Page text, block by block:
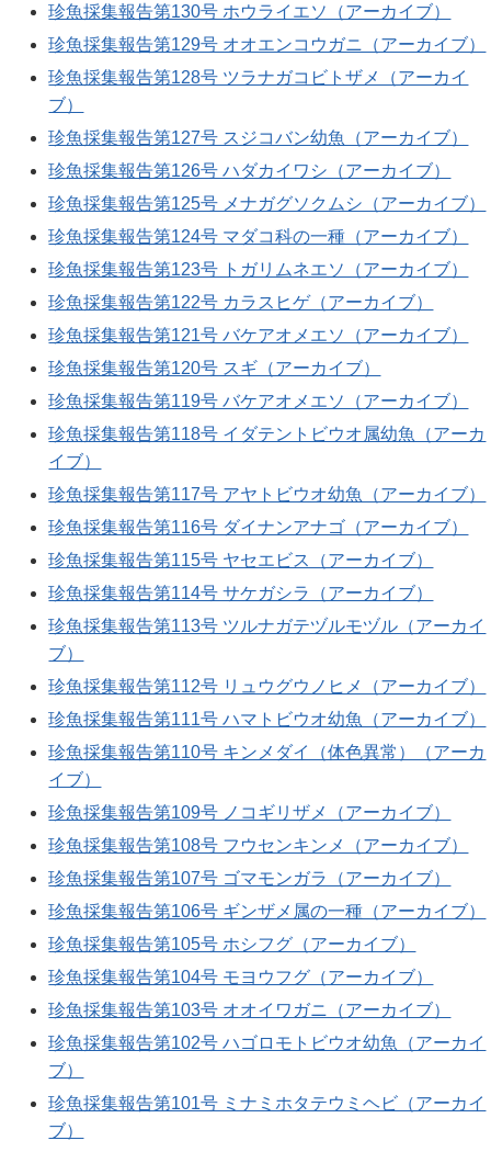
珍魚採集報告第130号 ホウライエソ（アーカイブ）
珍魚採集報告第129号 オオエンコウガニ（アーカイブ）
珍魚採集報告第128号 ツラナガコビトザメ（アーカイ
ブ）
珍魚採集報告第127号 スジコバン幼魚（アーカイブ）
珍魚採集報告第126号 ハダカイワシ（アーカイブ）
珍魚採集報告第125号 メナガグソクムシ（アーカイブ）
珍魚採集報告第124号 マダコ科の一種（アーカイブ）
珍魚採集報告第123号 トガリムネエソ（アーカイブ）
珍魚採集報告第122号 カラスヒゲ（アーカイブ）
珍魚採集報告第121号 バケアオメエソ（アーカイブ）
珍魚採集報告第120号 スギ（アーカイブ）
珍魚採集報告第119号 バケアオメエソ（アーカイブ）
珍魚採集報告第118号 イダテントビウオ属幼魚（アーカ
イブ）
珍魚採集報告第117号 アヤトビウオ幼魚（アーカイブ）
珍魚採集報告第116号 ダイナンアナゴ（アーカイブ）
珍魚採集報告第115号 ヤセエビス（アーカイブ）
珍魚採集報告第114号 サケガシラ（アーカイブ）
珍魚採集報告第113号 ツルナガテヅルモヅル（アーカイ
ブ）
珍魚採集報告第112号 リュウグウノヒメ（アーカイブ）
珍魚採集報告第111号 ハマトビウオ幼魚（アーカイブ）
珍魚採集報告第110号 キンメダイ（体色異常）（アーカ
イブ）
珍魚採集報告第109号 ノコギリザメ（アーカイブ）
珍魚採集報告第108号 フウセンキンメ（アーカイブ）
珍魚採集報告第107号 ゴマモンガラ（アーカイブ）
珍魚採集報告第106号 ギンザメ属の一種（アーカイブ）
珍魚採集報告第105号 ホシフグ（アーカイブ）
珍魚採集報告第104号 モヨウフグ（アーカイブ）
珍魚採集報告第103号 オオイワガニ（アーカイブ）
珍魚採集報告第102号 ハゴロモトビウオ幼魚（アーカイ
ブ）
珍魚採集報告第101号 ミナミホタテウミヘビ（アーカイ
ブ）